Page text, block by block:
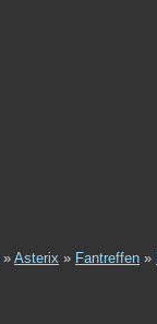
» Asterix » Fantreffen »